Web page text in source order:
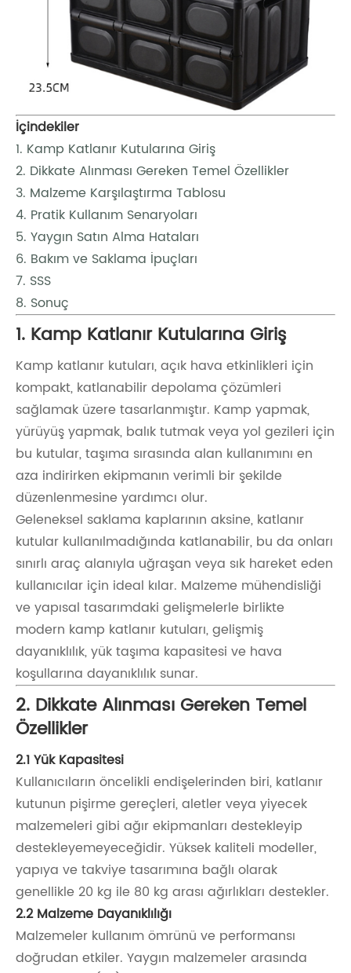
İçindekiler
1. Kamp Katlanır Kutularına Giriş
2. Dikkate Alınması Gereken Temel Özellikler
3. Malzeme Karşılaştırma Tablosu
4. Pratik Kullanım Senaryoları
5. Yaygın Satın Alma Hataları
6. Bakım ve Saklama İpuçları
7. SSS
8. Sonuç
1. Kamp Katlanır Kutularına Giriş
Kamp katlanır kutuları, açık hava etkinlikleri için
kompakt, katlanabilir depolama çözümleri
sağlamak üzere tasarlanmıştır. Kamp yapmak,
yürüyüş yapmak, balık tutmak veya yol gezileri için
bu kutular, taşıma sırasında alan kullanımını en
aza indirirken ekipmanın verimli bir şekilde
düzenlenmesine yardımcı olur.
Geleneksel saklama kaplarının aksine, katlanır
kutular kullanılmadığında katlanabilir, bu da onları
sınırlı araç alanıyla uğraşan veya sık hareket eden
kullanıcılar için ideal kılar. Malzeme mühendisliği
ve yapısal tasarımdaki gelişmelerle birlikte
modern kamp katlanır kutuları, gelişmiş
dayanıklılık, yük taşıma kapasitesi ve hava
koşullarına dayanıklılık sunar.
2. Dikkate Alınması Gereken Temel
Özellikler
2.1 Yük Kapasitesi
Kullanıcıların öncelikli endişelerinden biri, katlanır
kutunun pişirme gereçleri, aletler veya yiyecek
malzemeleri gibi ağır ekipmanları destekleyip
destekleyemeyeceğidir. Yüksek kaliteli modeller,
yapıya ve takviye tasarımına bağlı olarak
genellikle 20 kg ile 80 kg arası ağırlıkları destekler.
2.2 Malzeme Dayanıklılığı
Malzemeler kullanım ömrünü ve performansı
doğrudan etkiler. Yaygın malzemeler arasında